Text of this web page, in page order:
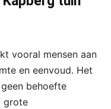
vooral mensen aan
en eenvoud. Het
behoefte
grote